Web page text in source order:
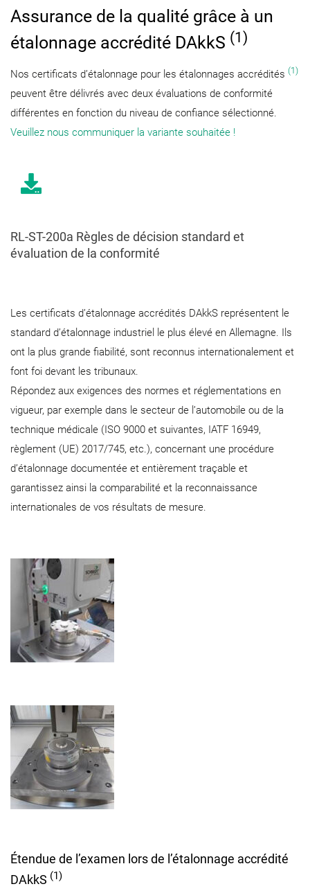
Assurance de la qualité grâce à un
étalonnage accrédité DAkkS (1)
Nos certificats d’étalonnage pour les étalonnages accrédités (1)
peuvent être délivrés avec deux évaluations de conformité
différentes en fonction du niveau de confiance sélectionné.
Veuillez nous communiquer la variante souhaitée !
RL-ST-200a Règles de décision standard et
évaluation de la conformité
Les certificats d’étalonnage accrédités DAkkS représentent le
standard d’étalonnage industriel le plus élevé en Allemagne. Ils
ont la plus grande fiabilité, sont reconnus internationalement et
font foi devant les tribunaux.
Répondez aux exigences des normes et réglementations en
vigueur, par exemple dans le secteur de l’automobile ou de la
technique médicale (ISO 9000 et suivantes, IATF 16949,
règlement (UE) 2017/745, etc.), concernant une procédure
d’étalonnage documentée et entièrement traçable et
garantissez ainsi la comparabilité et la reconnaissance
internationales de vos résultats de mesure.
Étendue de l’examen lors de l’étalonnage accrédité
DAkkS (1)